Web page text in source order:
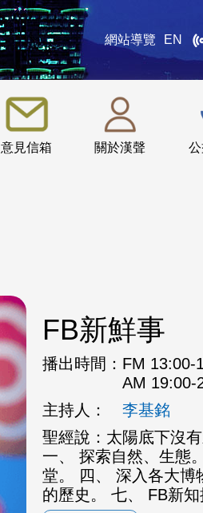
網站導覽 EN
意見信箱 關於漢聲
:::
FB新鮮事
播出時間： FM 13:00-
AM 19:00-
主持人：
李基銘
聖經說：太陽底下沒
一、 探索自然、生態
堂。 四、 深入各大博
的歷史。 七、 FB新知